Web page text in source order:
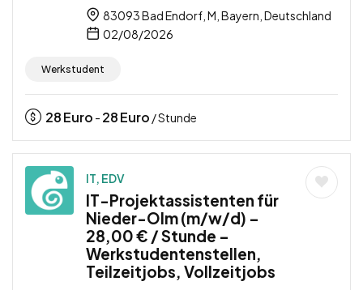
83093 Bad Endorf, M, Bayern, Deutschland
02/08/2026
Werkstudent
28Euro - 28Euro / Stunde
IT, EDV
IT-Projektassistenten für
Nieder-Olm (m/w/d) –
28,00 € / Stunde –
Werkstudentenstellen,
Teilzeitjobs, Vollzeitjobs